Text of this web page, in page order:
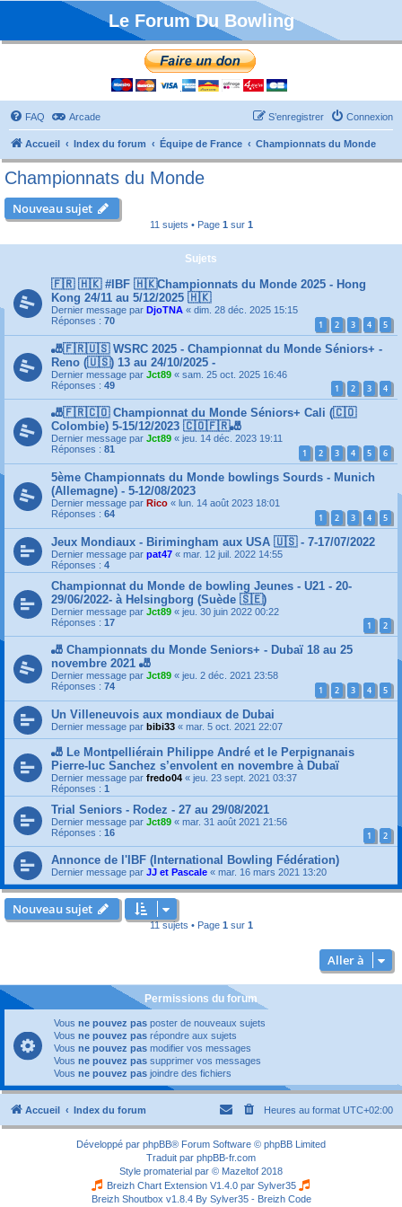
Le Forum Du Bowling
FAQ Arcade Connexion
S’enregistrer
Accueil Index du forum Équipe de France Championnats du Monde
Championnats du Monde
Nouveau sujet
11 sujets • Page 1 sur 1
Sujets
🇫🇷 🇭🇰 #IBF 🇭🇰Championnats du Monde 2025 - Hong
Kong 24/11 au 5/12/2025 🇭🇰
Dernier message par DjoTNA « dim. 28 déc. 2025 15:15
Réponses : 70 1 2 3 4 5
🎳🇫🇷🇺🇸 WSRC 2025 - Championnat du Monde Séniors+ -
Reno (🇺🇸) 13 au 24/10/2025 -
Dernier message par Jct89 « sam. 25 oct. 2025 16:46
Réponses : 49 1 2 3 4
🎳🇫🇷🇨🇴 Championnat du Monde Séniors+ Cali (🇨🇴
Colombie) 5-15/12/2023 🇨🇴🇫🇷🎳
Dernier message par Jct89 « jeu. 14 déc. 2023 19:11
Réponses : 81 1 2 3 4 5 6
5ème Championnats du Monde bowlings Sourds - Munich
(Allemagne) - 5-12/08/2023
Dernier message par Rico « lun. 14 août 2023 18:01
Réponses : 64 1 2 3 4 5
Jeux Mondiaux - Birimingham aux USA 🇺🇸 - 7-17/07/2022
Dernier message par pat47 « mar. 12 juil. 2022 14:55
Réponses : 4
Championnat du Monde de bowling Jeunes - U21 - 20-
29/06/2022- à Helsingborg (Suède 🇸🇪)
Dernier message par Jct89 « jeu. 30 juin 2022 00:22
Réponses : 17 1 2
🎳 Championnats du Monde Seniors+ - Dubaï 18 au 25
novembre 2021 🎳
Dernier message par Jct89 « jeu. 2 déc. 2021 23:58
Réponses : 74 1 2 3 4 5
Un Villeneuvois aux mondiaux de Dubai
Dernier message par bibi33 « mar. 5 oct. 2021 22:07
🎳 Le Montpelliérain Philippe André et le Perpignanais
Pierre-luc Sanchez s’envolent en novembre à Dubaï
Dernier message par fredo04 « jeu. 23 sept. 2021 03:37
Réponses : 1
Trial Seniors - Rodez - 27 au 29/08/2021
Dernier message par Jct89 « mar. 31 août 2021 21:56
Réponses : 16 1 2
Annonce de l'IBF (International Bowling Fédération)
Dernier message par JJ et Pascale « mar. 16 mars 2021 13:20
Nouveau sujet
11 sujets • Page 1sur 1
Aller à
Permissions du forum
Vous ne pouvez pas poster de nouveaux sujets
Vous ne pouvez pas répondre aux sujets
Vous ne pouvez pas modifier vos messages
Vous ne pouvez pas supprimer vos messages
Vous ne pouvez pas joindre des fichiers
Accueil Index du forum Heures au format UTC+02:00
Développé par phpBB® Forum Software © phpBB Limited
Traduit par phpBB-fr.com
Style promaterial par © Mazeltof 2018
Breizh Chart Extension V1.4.0 par Sylver35
Breizh Shoutbox v1.8.4 By Sylver35 - Breizh Code